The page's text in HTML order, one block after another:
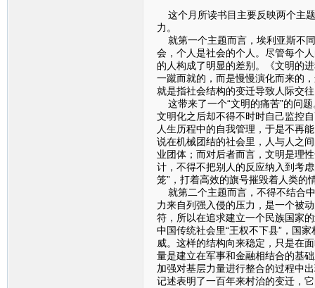
这个月所读书目主要反映两个主
力。
就第一个主题而言，埃利亚斯不
会，个人是社会的个人。尽管每个
的人构成了明显的差别。《文明的
一蹴而就的，而是慢慢演化而来的
就是指社会结构的变迁导致人际交
这带来了一个“文明的痛苦”的问
文明化之后却不得不时时自己监控
人生历程中的自我管理，于是不再
说在机械团结的社会里，人与人之
业团体；而对后者而言，文明是理
计，不得不把别人的反应纳入到考
笼”，打着高效的旗号摧毁着人类的
就第二个主题而言，不得不结合
力来自列强入侵的压力，是一个被
符，所以在追求建立一个民族国家
中国传统社会里“王权不下县”，国
威。这样的结构向来稳定，只是在
量是建立在军事和金融相结合的基
加强对基层力量进行整合的过程中
记述表明了一百年来村治的变迁，